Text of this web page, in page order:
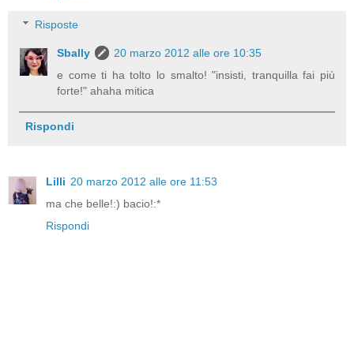
Risposte
Sbally
20 marzo 2012 alle ore 10:35
e come ti ha tolto lo smalto! "insisti, tranquilla fai più
forte!" ahaha mitica
Rispondi
Lilli 20 marzo 2012 alle ore 11:53
ma che belle!:) bacio!:*
Rispondi